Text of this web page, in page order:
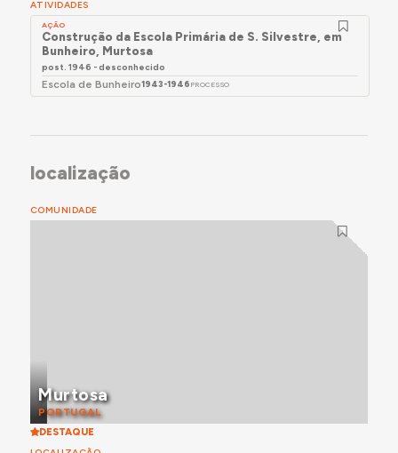
ATIVIDADES
AÇÃO
Construção da Escola Primária de S. Silvestre, em
Bunheiro, Murtosa
post. 1946 - desconhecido
Escola de Bunheiro1943-1946 PROCESSO
localização
COMUNIDADE
Murtosa
PORTUGAL
DESTAQUE